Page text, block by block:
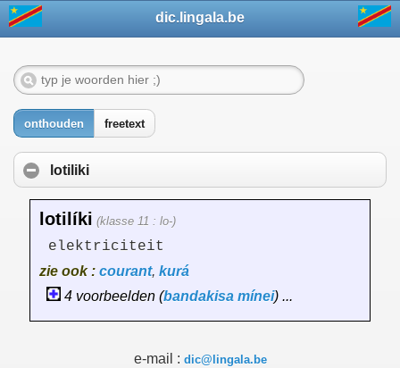
dic.lingala.be
onthouden freetext
lotiliki
lotilíki (klasse 11 : lo-)
elektriciteit
zie ook : courant, kurá
4 voorbeelden (bandakisa mínei) ...
e-mail : dic@lingala.be